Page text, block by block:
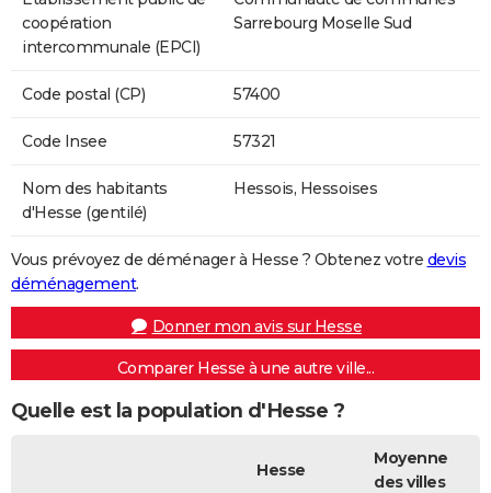
coopération
intercommunale (EPCI)
Sarrebourg Moselle Sud
Code postal (CP) 57400
Code Insee 57321
Nom des habitants
d'Hesse (gentilé)
Hessois, Hessoises
Vous prévoyez de déménager à Hesse ? Obtenez votre devis
déménagement.
Donner mon avis sur Hesse
Comparer Hesse à une autre ville...
Quelle est la population d'Hesse ?
Hesse
Moyenne
des villes